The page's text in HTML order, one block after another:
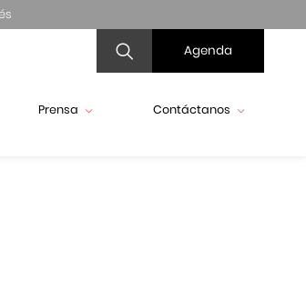
Agenda
Prensa Contáctanos